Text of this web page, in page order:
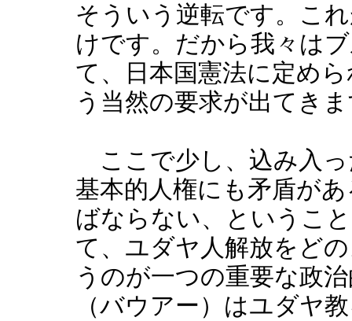
そういう逆転です。こ
けです。だから我々は
て、日本国憲法に定め
う当然の要求が出てき
ここで少し、込み入
基本的人権にも矛盾が
ばならない、というこ
て、ユダヤ人解放をど
うのが一つの重要な政
（バウアー）はユダヤ